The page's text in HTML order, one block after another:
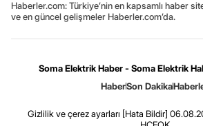
Haberler.com: Türkiye’nin en kapsamlı haber
ve en güncel gelişmeler Haberler.com’da.
Soma Elektrik Haber - Soma Elektrik
HaberSon Dakika
Gizlilik ve çerez ayarları [Hata Bildir]